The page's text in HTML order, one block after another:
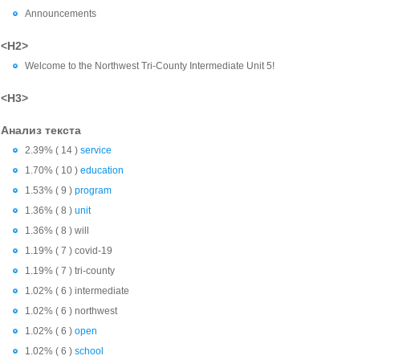
Announcements
<H2>
Welcome to the Northwest Tri-County Intermediate Unit 5!
<H3>
Анализ текста
2.39% ( 14 )service
1.70% ( 10 )education
1.53% ( 9 )program
1.36% ( 8 )unit
1.36% ( 8 ) will
1.19% ( 7 ) covid-19
1.19% ( 7 ) tri-county
1.02% ( 6 ) intermediate
1.02% ( 6 ) northwest
1.02% ( 6 )open
1.02% ( 6 )school